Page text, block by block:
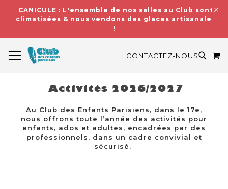
CANICULE : L'ensemble de nos salles au Club sont
climatisées & nous vendons des glaces artisanales
!
CONTACTEZ-NOUS
Activités 2026/2027
Au Club des Enfants Parisiens, dans le 17e,
nous offrons toute l’année des activités pour
enfants, ados et adultes, encadrées par des
professionnels, dans un cadre convivial et
sécurisé.